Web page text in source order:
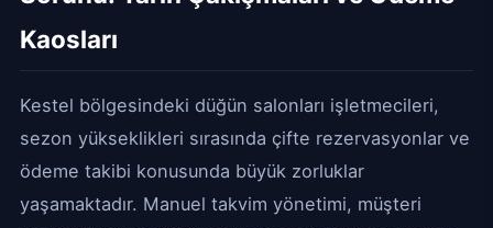
Kaosları
Kestel bölgesindeki düğün salonları işletmecileri,
sezon yükseklikleri sırasında çifte rezervasyonlar ve
ödeme takibi konusunda büyük zorluklar
yaşamaktadır. Manuel takvim yönetimi, müşteri